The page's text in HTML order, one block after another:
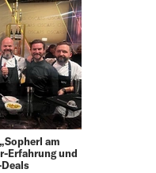
am
Erfahrung und